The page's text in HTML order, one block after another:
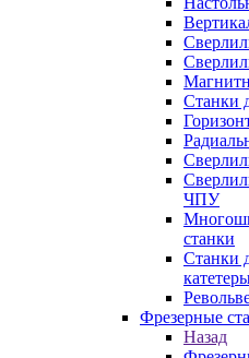
Станки
ЧПУ
станки
Станки
Фрезерные
Назад